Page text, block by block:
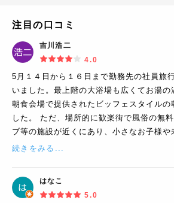
注目の口コミ
吉川浩二
4.0
5月１４日から１６日まで勤務先の社員旅
いました。最上階の大浴場も広くてお湯
朝食会場で提供されたビッフェスタイルの
した。 ただ、場所的に歓楽街で風俗の無
ブ等の施設が近くにあり、小さなお子様
続きをみる...
はなこ
5.0